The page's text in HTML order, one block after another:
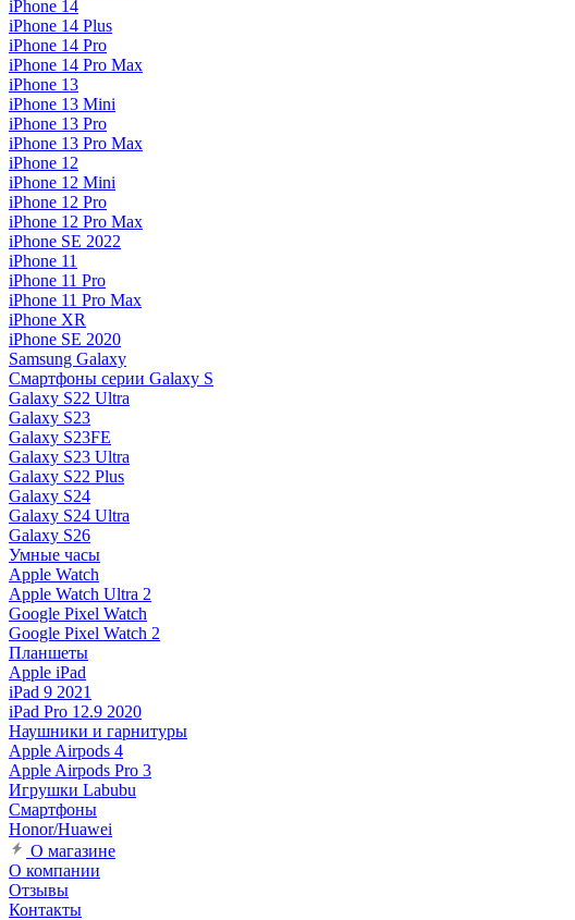
iPhone 14
iPhone 14 Plus
iPhone 14 Pro
iPhone 14 Pro Max
iPhone 13
iPhone 13 Mini
iPhone 13 Pro
iPhone 13 Pro Max
iPhone 12
iPhone 12 Mini
iPhone 12 Pro
iPhone 12 Pro Max
iPhone SE 2022
iPhone 11
iPhone 11 Pro
iPhone 11 Pro Max
iPhone XR
iPhone SE 2020
Samsung Galaxy
Смартфоны серии Galaxy S
Galaxy S22 Ultra
Galaxy S23
Galaxy S23FE
Galaxy S23 Ultra
Galaxy S22 Plus
Galaxy S24
Galaxy S24 Ultra
Galaxy S26
Умные часы
Apple Watch
Apple Watch Ultra 2
Google Pixel Watch
Google Pixel Watch 2
Планшеты
Apple iPad
iPad 9 2021
iPad Pro 12.9 2020
Наушники и гарнитуры
Apple Airpods 4
Apple Airpods Pro 3
Игрушки Labubu
Смартфоны
Honor/Huawei
О магазине
О компании
Отзывы
Контакты